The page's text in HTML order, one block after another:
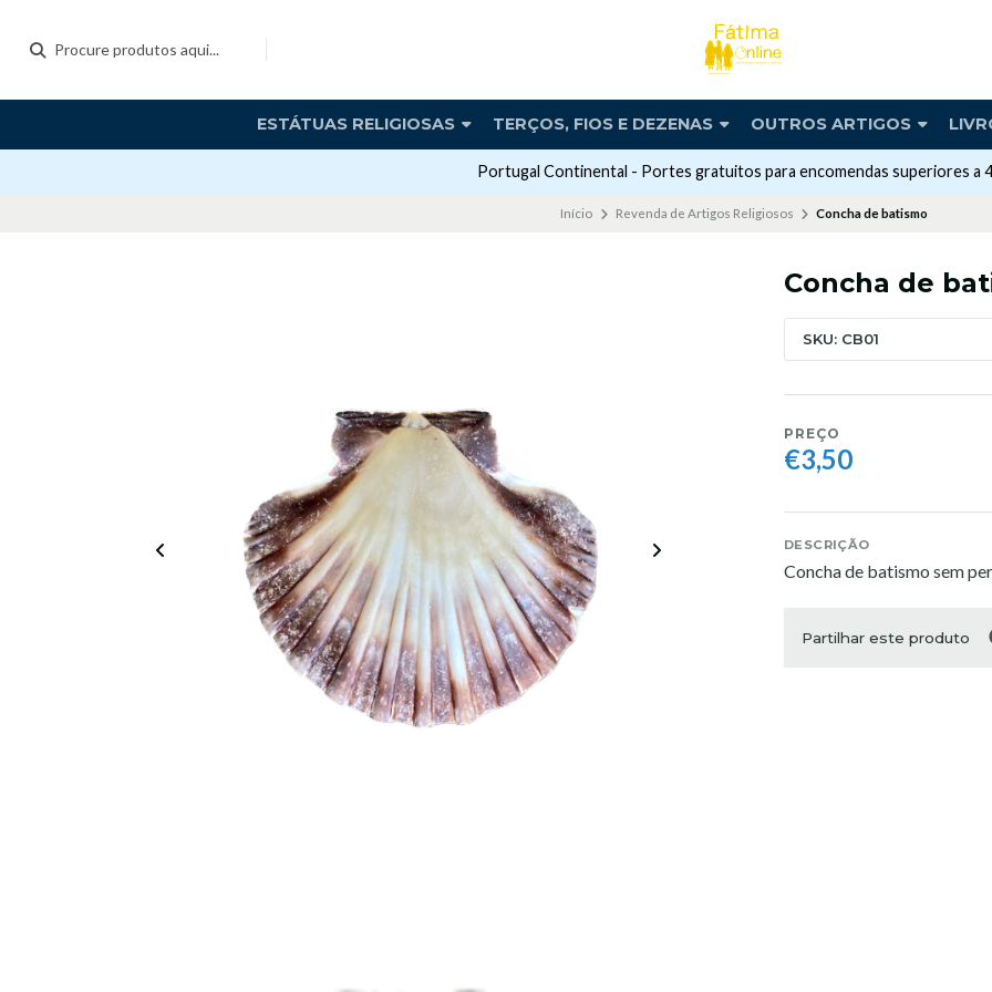
ESTÁTUAS RELIGIOSAS TERÇOS, FIOS E DEZENAS OUTROS ARTIGOS
Portugal Continental - Portes gratuitos para encomendas superiores a
Início Revenda de Artigos Religiosos Concha de batismo
Concha de
SKU: CB01
PREÇO
€3,50
DESCRIÇÃO
Concha de batismo sem
Partilhar este produto